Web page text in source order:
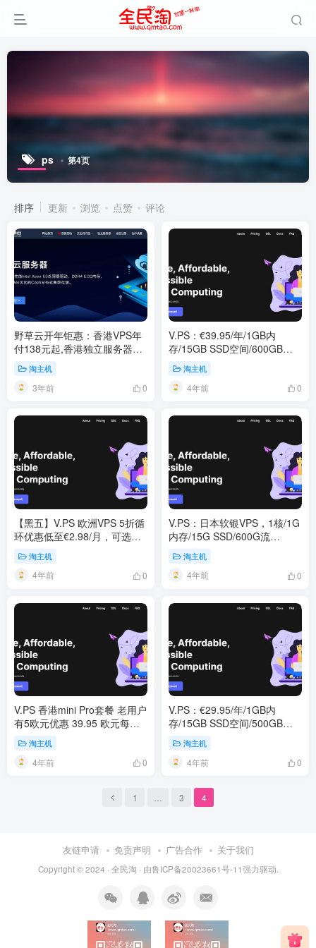
ps 第4页
排序 更新 浏览 点赞 评论
野草云开年钜惠：香港VPS年
付138元起,香港独立服务器
299元/月起
淘主机
3年前 0
V.PS：€39.95/年/1GB内
存/15GB SSD空间/600GB流
量/500Mbps端口/KVM/日本软
银/香港CMI/圣何塞GIA/西雅图
淘主机
4年前 0
【黑五】V.PS 欧洲VPS 5折循
环优惠低至€2.98/月，可选德
国法兰福克、德国杜塞尔多
夫、英国伦敦、爱沙尼亚塔林
和荷兰阿姆斯特丹
淘主机
4年前 0
V.PS：日本软银VPS，1核/1G
内存/15G SSD/600G流
量/500Mbps带宽，€33.95/年
淘主机
4年前 0
V.PS 香港mini Pro套餐 老用户
有5欧元优惠 39.95 欧元每
年，两年 69.95 欧元，五年
139.95 欧元
淘主机
4年前 0
V.PS：€29.95/年/1GB内
存/15GB SSD空间/500GB流
量/500Mbps端口/KVM/日本软
银/西雅图
淘主机
4年前 0
1 … 3 4
友链申请 免责声明 广告合作 关于我们
Copyright © 2024 · 全民淘 · 由鲁ICP备20023661号-11强力驱动.